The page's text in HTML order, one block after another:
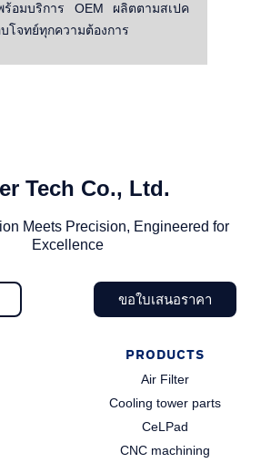
อมบริการ OEM ผลิตตามสเปค
โจทย์ทุกความต้องการ
Tech Co., Ltd.​
Meets Precision, Engineered for
Excellence
ขอใบเสนอราคา
PRODUCTS
Air Filter
Cooling tower parts
CeLPad
CNC machining